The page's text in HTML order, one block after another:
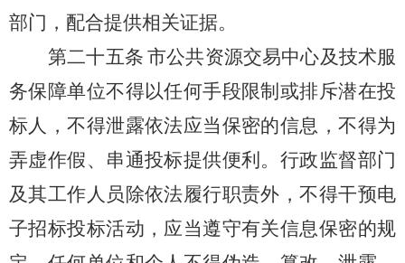
部门，配合提供相关证据。
第二十五条 市公共资源交易中心及技术服
务保障单位不得以任何手段限制或排斥潜在投
标人，不得泄露依法应当保密的信息，不得为
弄虚作假、串通投标提供便利。行政监督部门
及其工作人员除依法履行职责外，不得干预电
子招标投标活动，应当遵守有关信息保密的规